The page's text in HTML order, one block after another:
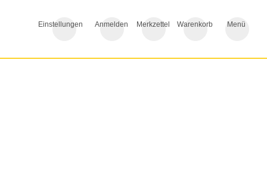
Einstellungen Anmelden Merkzettel Warenkorb Menü